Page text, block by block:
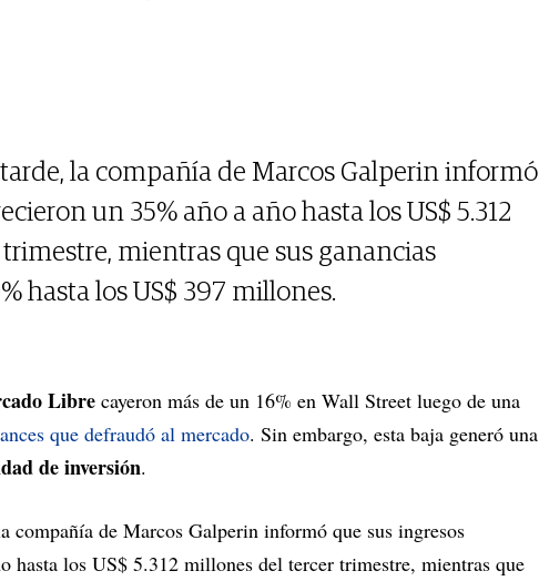
la compañía de Marcos Galperin informó
un 35% año a año hasta los US$ 5.312
mientras que sus ganancias
hasta los US$ 397 millones.
Libre cayeron más de un 16% en Wall Street luego de una
que defraudó al mercado. Sin embargo, esta baja generó una
de inversión.
compañía de Marcos Galperin informó que sus ingresos
hasta los US$ 5.312 millones del tercer trimestre, mientras que